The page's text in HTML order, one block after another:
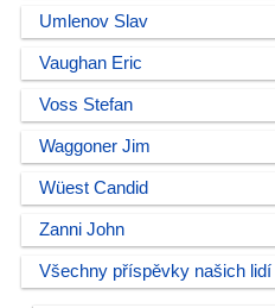
Umlenov Slav
Vaughan Eric
Voss Stefan
Waggoner Jim
Wüest Candid
Zanni John
Všechny příspěvky našich lidí